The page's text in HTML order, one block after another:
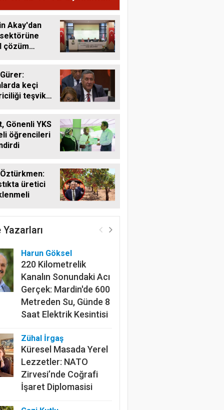
Akay'dan
çözüm
keçi
teşvik
Gönenli YKS
öğrencileri
üretici
Yazarları
Harun Göksel
220 Kilometrelik
Kanalın Sonundaki Acı
Gerçek: Mardin'de 600
Metreden Su, Günde 8
Saat Elektrik Kesintisi
Zühal İrgaş
Küresel Masada Yerel
Lezzetler: NATO
Zirvesi’nde Coğrafi
İşaret Diplomasisi